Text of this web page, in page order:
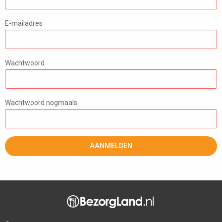
E-mailadres
Wachtwoord
Wachtwoord nogmaals
AANMELDEN